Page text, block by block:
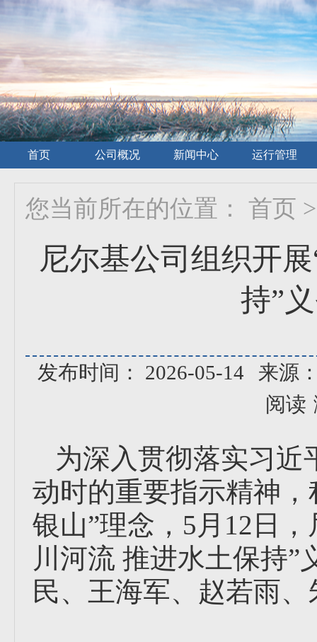
首页 公司概况 新闻中心 运行管理
您当前所在的位置： 首页 >
尼尔基公司组织开
持”
发布时间： 2026-05-14
来源
阅读
为深入贯彻落实习近
动时的重要指示精神
银山”理念，5月12日
川河流 推进水土保持
民、王海军、赵若雨